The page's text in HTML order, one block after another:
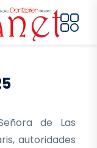
de Las
autoridades